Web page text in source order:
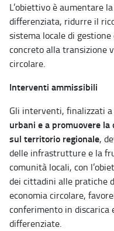
L’obiettivo è aumentare
differenziata, ridurre il
sistema locale di
concreto alla transizione
circolare.
Interventi ammissibili
Gli interventi, finalizzati a
urbani e a promuovere
sul territorio regionale,
delle infrastrutture e la
comunità locali, con
dei cittadini alle pratiche
economia circolare,
conferimento in discarica
differenziate.